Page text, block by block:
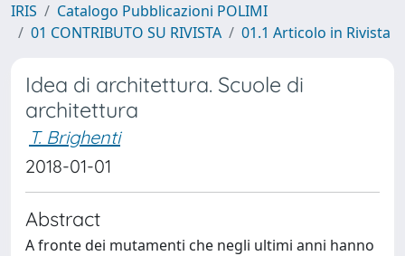
IRIS
Catalogo Pubblicazioni POLIMI
01 CONTRIBUTO SU RIVISTA
01.1 Articolo in Rivista
Idea di architettura. Scuole di
architettura
T. Brighenti
2018-01-01
Abstract
A fronte dei mutamenti che negli ultimi anni hanno